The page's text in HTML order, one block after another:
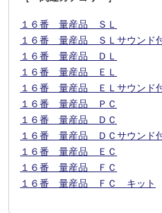
１６番 量産品 ＳＬ
１６番 量産品 ＳＬサウンド
１６番 量産品 ＤＬ
１６番 量産品 ＥＬ
１６番 量産品 ＥＬサウンド
１６番 量産品 ＰＣ
１６番 量産品 ＤＣ
１６番 量産品 ＤＣサウンド
１６番 量産品 ＥＣ
１６番 量産品 ＦＣ
１６番 量産品 ＦＣ キット